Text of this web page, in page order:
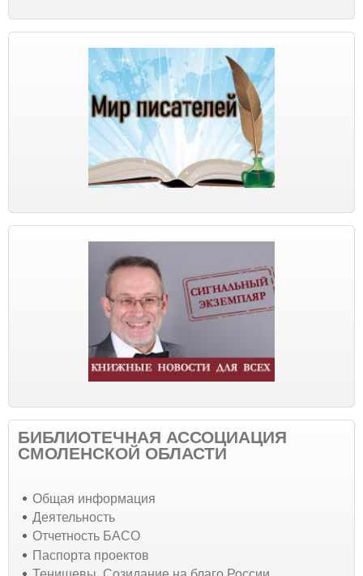
БИБЛИОТЕЧНАЯ АССОЦИАЦИЯ
СМОЛЕНСКОЙ ОБЛАСТИ
Общая информация
Деятельность
Отчетность БАСО
Паспорта проектов